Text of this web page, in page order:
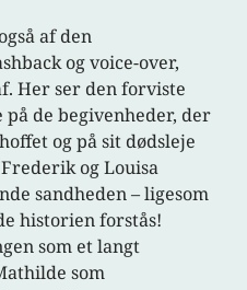
af den
og voice-over,
Her ser den forviste
de begivenheder, der
og på sit dødsleje
og Louisa
sandheden – ligesom
historien forstås!
som et langt
som